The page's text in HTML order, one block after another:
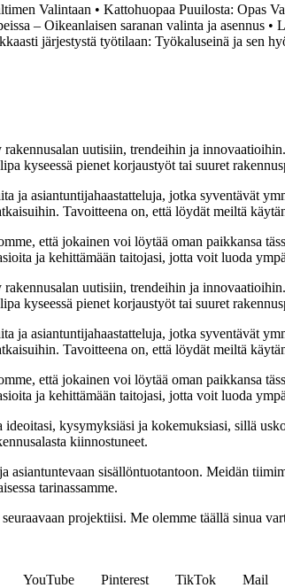
Valintaan • Kattohuopaa Puuilosta: Opas
– Oikeanlaisen saranan valinta ja asennus •
järjestystä työtilaan: Työkaluseinä ja sen
uutisiin, trendeihin ja
kyseessä pienet korjaustyöt tai suuret
ja asiantuntijahaastatteluja, jotka syventävät
Tavoitteena on, että löydät meiltä
että jokainen voi löytää oman paikkansa
ja kehittämään taitojasi, jotta voit luoda
uutisiin, trendeihin ja
kyseessä pienet korjaustyöt tai suuret
ja asiantuntijahaastatteluja, jotka syventävät
Tavoitteena on, että löydät meiltä
että jokainen voi löytää oman paikkansa
ja kehittämään taitojasi, jotta voit luoda
kysymyksiäsi ja kokemuksiasi, sillä
kiinnostuneet.
asiantuntevaan sisällöntuotantoon. Meidän
tarinassamme.
projektiisi. Me olemme täällä sinua
YouTube Pinterest TikTok Mail